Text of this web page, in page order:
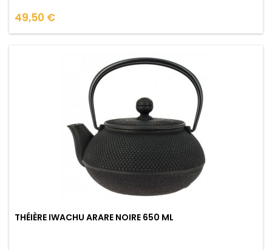
Prix
49,50 €
THÉIÈRE IWACHU ARARE NOIRE 650 ML